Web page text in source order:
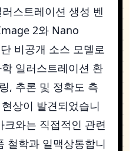
스트레이션 생성 벤
2와 Nano
비공개 소스 모델로
일러스트레이션 환
, 추론 및 정확도 측
상이 발견되었습니
와는 직접적인 관련
철학과 일맥상통합니